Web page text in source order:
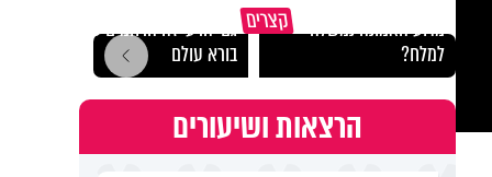
קצרים
מדוע האמונה נמשלה
למלח?
גם ׳הרע׳ זה הרחמים של
בורא עולם
הרצאות ושיעורים